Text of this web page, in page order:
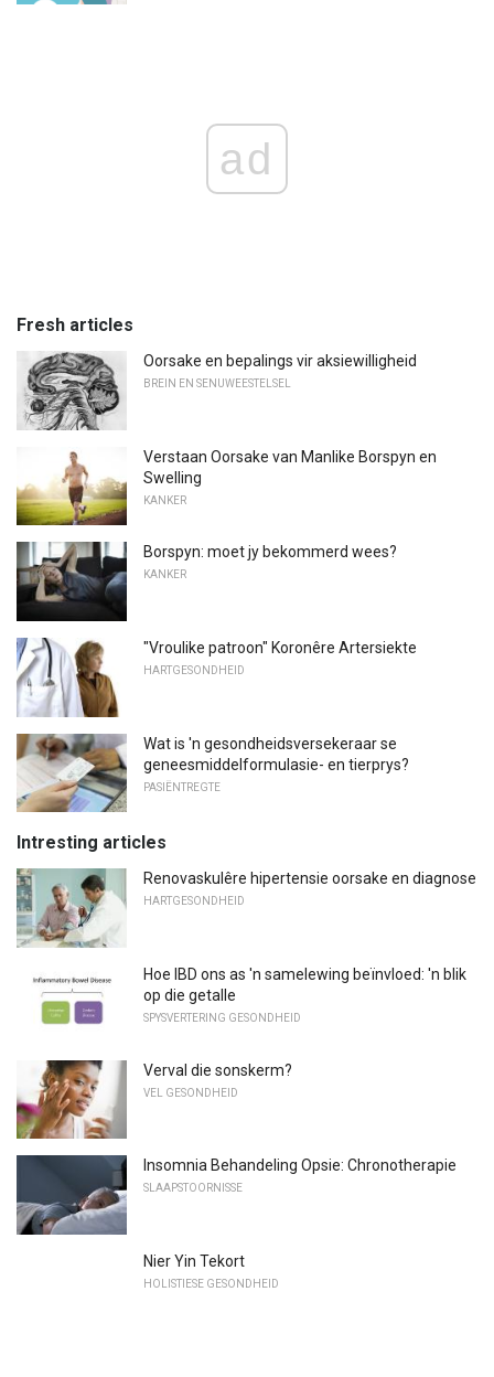
ad
Fresh articles
Oorsake en bepalings vir aksiewilligheid
BREIN EN SENUWEESTELSEL
Verstaan ​​Oorsake van Manlike Borspyn en
Swelling
KANKER
Borspyn: moet jy bekommerd wees?
KANKER
"Vroulike patroon" Koronêre Artersiekte
HARTGESONDHEID
Wat is 'n gesondheidsversekeraar se
geneesmiddelformulasie- en tierprys?
PASIËNTREGTE
Intresting articles
Renovaskulêre hipertensie oorsake en diagnose
HARTGESONDHEID
Hoe IBD ons as 'n samelewing beïnvloed: 'n blik
op die getalle
SPYSVERTERING GESONDHEID
Verval die sonskerm?
VEL GESONDHEID
Insomnia Behandeling Opsie: Chronotherapie
SLAAPSTOORNISSE
Nier Yin Tekort
HOLISTIESE GESONDHEID